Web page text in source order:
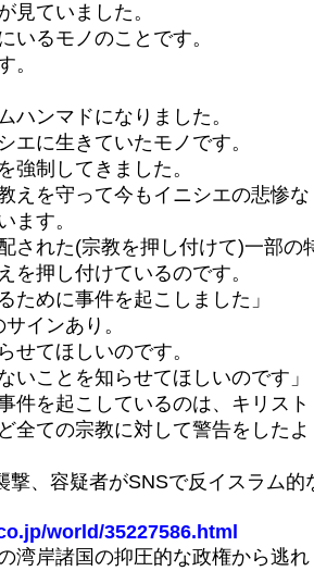
見ていました。
いるモノのことです。
。
ハンマドになりました。
エに生きていたモノです。
強制してきました。
えを守って今もイニシエの悲惨な
ます。
された(宗教を押し付けて)一部の
を押し付けているのです。
ために事件を起こしました」
インあり。
せてほしいのです。
いことを知らせてほしいのです」
件を起こしているのは、キリスト
全ての宗教に対して警告をしたよ
撃、容疑者がSNSで反イスラム的
world/35227586.html
湾岸諸国の抑圧的な政権から逃れ